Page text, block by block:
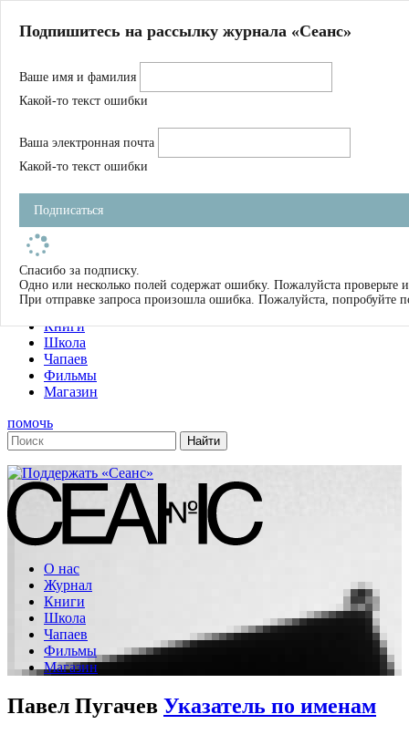
Магазин
Журнал
Школа
Устав
Фильмы
Имена
Тэги
О нас
Журнал
Книги
Школа
Чапаев
Фильмы
Магазин
помочь
О нас
Журнал
Книги
Школа
Чапаев
Фильмы
Магазин
Павел Пугачев Указатель по именам
Подпишитесь на рассылку журнала «Сеанс»
Ваше имя и фамилия
Какой-то текст ошибки
Ваша электронная почта
Какой-то текст ошибки
Подписаться
Спасибо за подписку.
Одно или несколько полей содержат ошибку. Пожалуйста проверьте
При отправке запроса произошла ошибка. Пожалуйста, попробуйте